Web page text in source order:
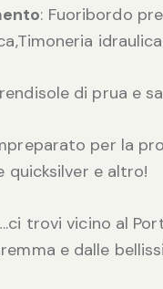
: Fuoribordo
di prua e
per la
e altro!
trovi vicino al
e dalle